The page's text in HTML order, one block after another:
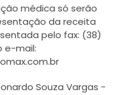
médica só serão
da receita
pelo fax: (38)
e-mail:
Souza Vargas -